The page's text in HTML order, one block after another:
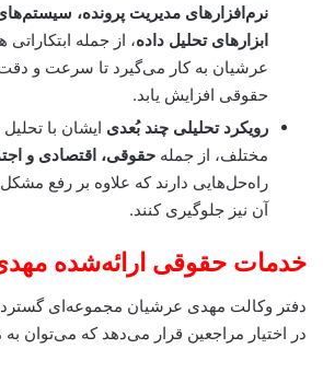
نرم‌افزارهای مدیریت پرونده، سیستم‌های
ابزارهای تحلیل داده، از جمله
عرشیان به کار می‌گیرد تا سرعت و دقت
حقوقی افزایش یابد.
رویکرد تحلیلی چند بُعدی ایشان با
مختلف، از جمله حقوقی، اقتصادی و
راه‌حل‌هایی دارند که علاوه بر رفع
آن نیز جلوگیری کنند.
خدمات حقوقی ارائه‌شده
دفتر وکالت مهدی عرشیان مجموعه‌ای
در اختیار مراجعین قرار می‌دهد که می‌توان به